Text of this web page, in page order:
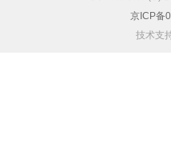
京ICP备
技术支